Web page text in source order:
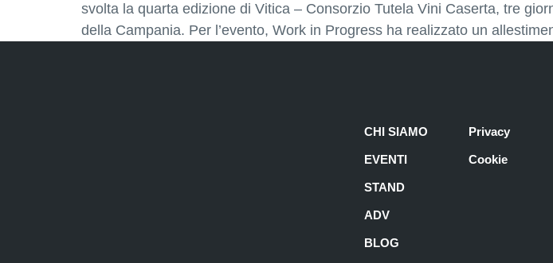
svolta la quarta edizione di Vitica – Consorzio Tutela Vini Caserta, tre
della Campania. Per l’evento, Work in Progress ha realizzato un
CHI SIAMO
EVENTI
STAND
ADV
BLOG
Privacy
Cookie